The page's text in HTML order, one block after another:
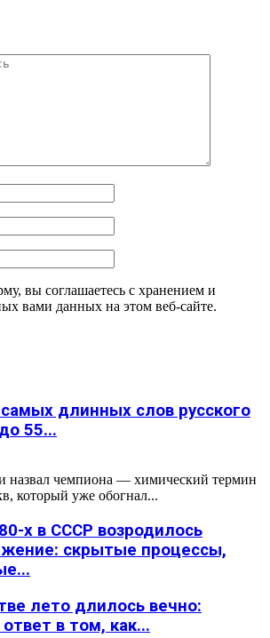
вы соглашаетесь с хранением и
вами данных на этом веб-сайте.
длинных слов русского
55...
назвал чемпиона — химический термин
который уже обогнал...
х в СССР возродилось
скрытые процессы,
лето длилось вечно:
в том, как...